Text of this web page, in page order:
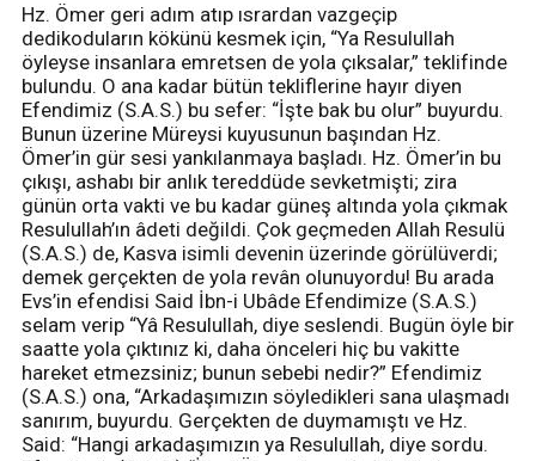
Hz. Ömer geri adım atıp ısrardan vazgeçip
dedikoduların kökünü kesmek için, “Ya Resulullah
öyleyse insanlara emretsen de yola çıksalar,” teklifinde
bulundu. O ana kadar bütün tekliflerine hayır diyen
Efendimiz (S.A.S.) bu sefer: “İşte bak bu olur” buyurdu.
Bunun üzerine Müreysi kuyusunun başından Hz.
Ömer’in gür sesi yankılanmaya başladı. Hz. Ömer’in bu
çıkışı, ashabı bir anlık tereddüde sevketmişti; zira
günün orta vakti ve bu kadar güneş altında yola çıkmak
Resulullah’ın âdeti değildi. Çok geçmeden Allah Resulü
(S.A.S.) de, Kasva isimli devenin üzerinde görülüverdi;
demek gerçekten de yola revân olunuyordu! Bu arada
Evs’in efendisi Said İbn-i Ubâde Efendimize (S.A.S.)
selam verip “Yâ Resulullah, diye seslendi. Bugün öyle bir
saatte yola çıktınız ki, daha önceleri hiç bu vakitte
hareket etmezsiniz; bunun sebebi nedir?” Efendimiz
(S.A.S.) ona, “Arkadaşımızın söyledikleri sana ulaşmadı
sanırım, buyurdu. Gerçekten de duymamıştı ve Hz.
Said: “Hangi arkadaşımızın ya Resulullah, diye sordu.